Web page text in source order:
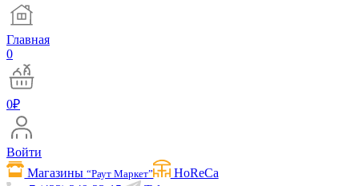
Главная
0
0₽
Войти
Магазины“Раут Маркет”
HoReCa